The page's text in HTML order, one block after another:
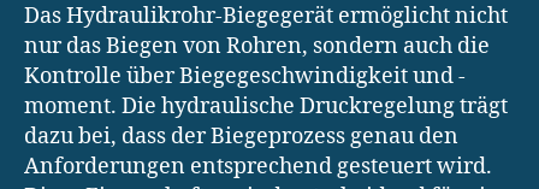
Das Hydraulikrohr-Biegegerät ermöglicht nicht
nur das Biegen von Rohren, sondern auch die
Kontrolle über Biegegeschwindigkeit und -
moment. Die hydraulische Druckregelung trägt
dazu bei, dass der Biegeprozess genau den
Anforderungen entsprechend gesteuert wird.